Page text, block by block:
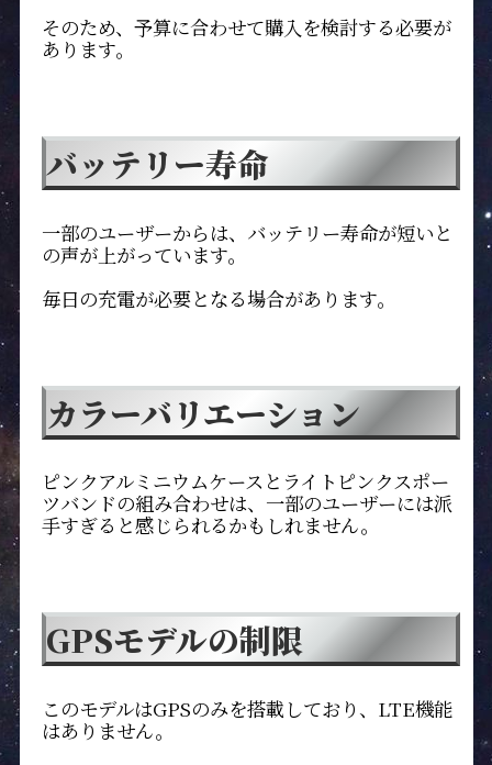
そのため、予算に合わせて購入を検討する必要が
あります。
バッテリー寿命
一部のユーザーからは、バッテリー寿命が短いと
の声が上がっています。
毎日の充電が必要となる場合があります。
カラーバリエーション
ピンクアルミニウムケースとライトピンクスポー
ツバンドの組み合わせは、一部のユーザーには派
手すぎると感じられるかもしれません。
GPSモデルの制限
このモデルはGPSのみを搭載しており、LTE機能
はありません。